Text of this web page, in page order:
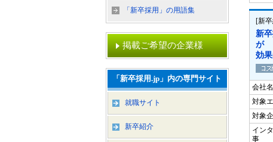
[新
新
が
効
会社名
対象
対象
イン
事
「新卒採用」の用語集
掲載ご希望の企業様
「新卒採用.jp」内の専門サイト
就職サイト
新卒紹介